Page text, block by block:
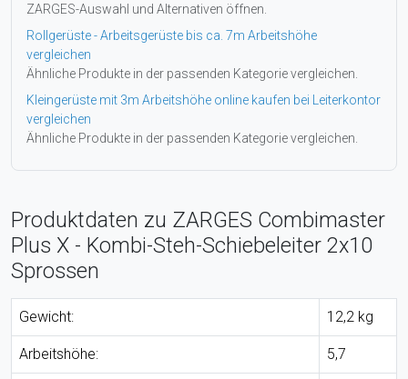
ZARGES-Auswahl und Alternativen öffnen.
Rollgerüste - Arbeitsgerüste bis ca. 7m Arbeitshöhe
vergleichen
Ähnliche Produkte in der passenden Kategorie vergleichen.
Kleingerüste mit 3m Arbeitshöhe online kaufen bei Leiterkontor
vergleichen
Ähnliche Produkte in der passenden Kategorie vergleichen.
Produktdaten zu ZARGES Combimaster
Plus X - Kombi-Steh-Schiebeleiter 2x10
Sprossen
Gewicht: 12,2 kg
Arbeitshöhe: 5,7